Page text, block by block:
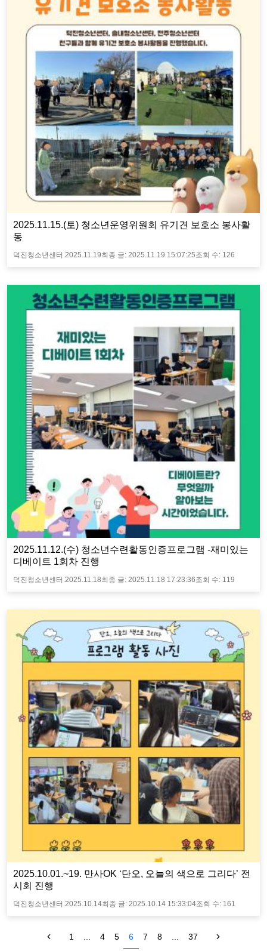
2025.11.15.(토) 청소년운영위원회 유기견 보호소 봉사활
동
덕진청소년센터.2025.11.19최종 글:2025.11.19 15:07:25조회 수: 126
2025.11.12.(수) 청소년수련활동인증프로그램 -재미있는
디베이트 1회차 진행
덕진청소년센터. 2025.11.18최종 글: 2025.11.18 17:23:36조회 수: 119
2025.10.01.~19. 만사OK ‘단오, 오늘의 색으로 그리다’ 전
시회 진행
덕진청소년센터.2025.10.14최종 글:2025.10.14 15:33:04조회 수: 161
1 4 5 6 7 8 37